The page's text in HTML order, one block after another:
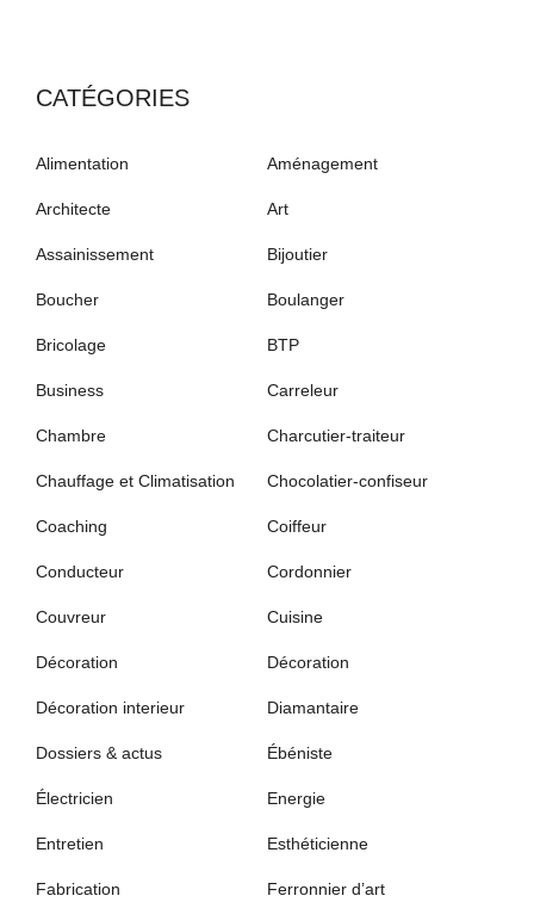
CATÉGORIES
Alimentation Aménagement
Architecte Art
Assainissement Bijoutier
Boucher Boulanger
Bricolage BTP
Business Carreleur
Chambre Charcutier-traiteur
Chauffage et Climatisation Chocolatier-confiseur
Coaching Coiffeur
Conducteur Cordonnier
Couvreur Cuisine
Décoration Décoration
Décoration interieur Diamantaire
Dossiers & actus Ébéniste
Électricien Energie
Entretien Esthéticienne
Fabrication Ferronnier d’art